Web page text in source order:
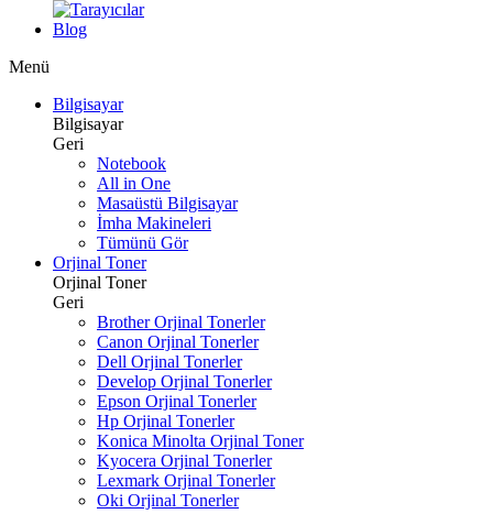
Blog
Menü
Bilgisayar
Bilgisayar
Geri
Notebook
All in One
Masaüstü Bilgisayar
İmha Makineleri
Tümünü Gör
Orjinal Toner
Orjinal Toner
Geri
Brother Orjinal Tonerler
Canon Orjinal Tonerler
Dell Orjinal Tonerler
Develop Orjinal Tonerler
Epson Orjinal Tonerler
Hp Orjinal Tonerler
Konica Minolta Orjinal Toner
Kyocera Orjinal Tonerler
Lexmark Orjinal Tonerler
Oki Orjinal Tonerler